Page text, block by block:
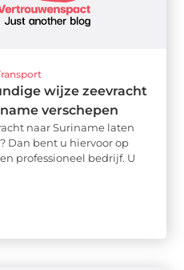
wijze zeevracht
verschepen
naar Suriname laten
Dan bent u hiervoor op
professioneel bedrijf. U